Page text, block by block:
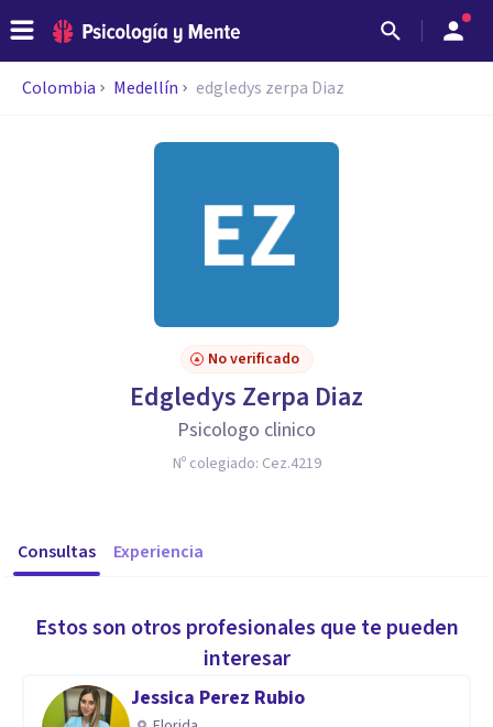
Colombia Medellín edgledys zerpa Diaz
No verificado
Edgledys Zerpa Diaz
Psicologo clinico
Nº colegiado: Cez.4219
Consultas Experiencia
Estos son otros profesionales que te pueden
interesar
Jessica Perez Rubio